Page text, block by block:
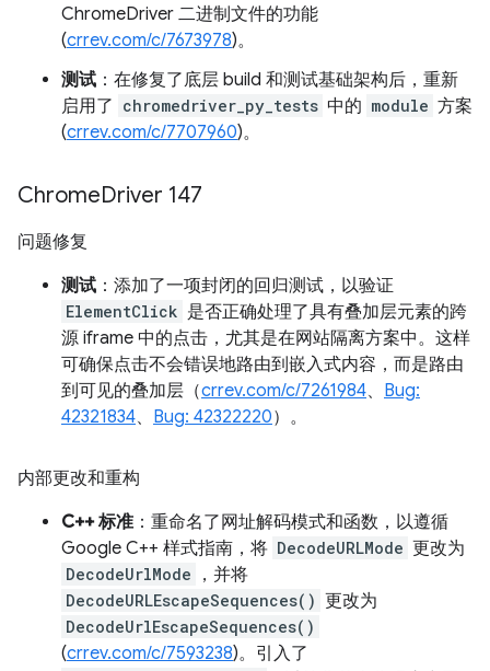
ChromeDriver 二进制文件的功能
(crrev.com/c/7673978)。
测试 ：在修复了底层 build 和测试基础架构后，重新
启用了 chromedriver_py_tests 中的 module 方案
(crrev.com/c/7707960)。
ChromeDriver 147
问题修复
测试 ：添加了一项封闭的回归测试，以验证
ElementClick 是否正确处理了具有叠加层元素的跨
源 iframe 中的点击，尤其是在网站隔离方案中。这样
可确保点击不会错误地路由到嵌入式内容，而是路由
到可见的叠加层（crrev.com/c/7261984、 Bug:
42321834、 Bug: 42322220）。
内部更改和重构
C++ 标准 ：重命名了网址解码模式和函数，以遵循
Google C++ 样式指南，将 DecodeURLMode 更改为
DecodeUrlMode ，并将
DecodeURLEscapeSequences() 更改为
DecodeUrlEscapeSequences()
(crrev.com/c/7593238)。引入了